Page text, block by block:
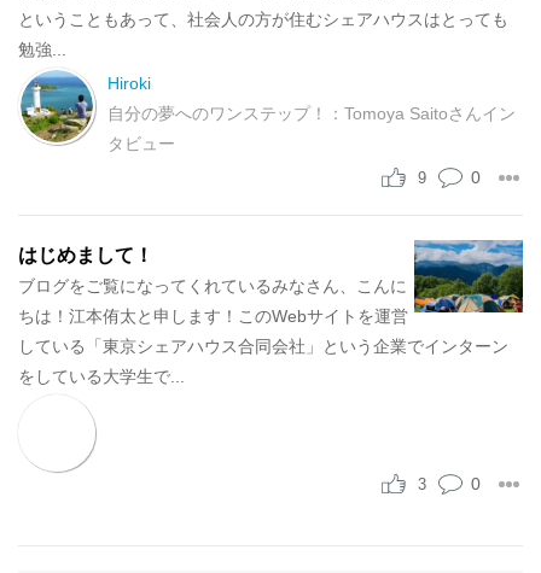
ということもあって、社会人の方が住むシェアハウスはとっても
勉強...
Hiroki
自分の夢へのワンステップ！：Tomoya Saitoさんイン
タビュー
0
9
はじめまして！
ブログをご覧になってくれているみなさん、こんに
ちは！江本侑太と申します！このWebサイトを運営
している「東京シェアハウス合同会社」という企業でインターン
をしている大学生で...
0
3